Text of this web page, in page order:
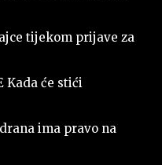
tijekom prijave za
Kada će stići
ima pravo na